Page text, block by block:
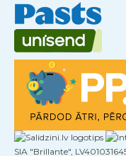
SIA "Brillante",